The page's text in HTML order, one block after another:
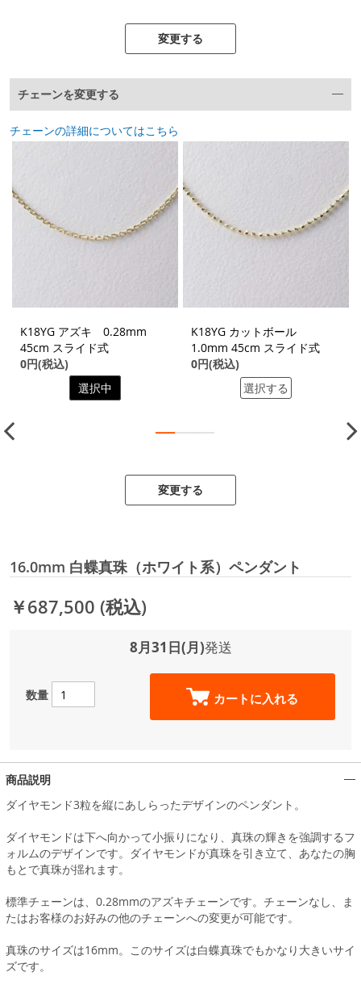
変更する
チェーンを変更する
チェーンの詳細についてはこちら
K18YG アズキ 0.28mm
45cm スライド式
0円(税込)
選択中
K18YG カットボール
1.0mm 45cm スライド式
0円(税込)
選択する
変更する
16.0mm 白蝶真珠（ホワイト系）ペンダント
￥687,500 (税込)
8月31日(月)発送
数量 カートに入れる
商品説明
ダイヤモンド3粒を縦にあしらったデザインのペンダント。
ダイヤモンドは下へ向かって小振りになり、真珠の輝きを強調するフ
ォルムのデザインです。ダイヤモンドが真珠を引き立て、あなたの胸
もとで真珠が揺れます。
標準チェーンは、0.28mmのアズキチェーンです。チェーンなし、ま
たはお客様のお好みの他のチェーンへの変更が可能です。
真珠のサイズは16mm。このサイズは白蝶真珠でもかなり大きいサイ
ズです。